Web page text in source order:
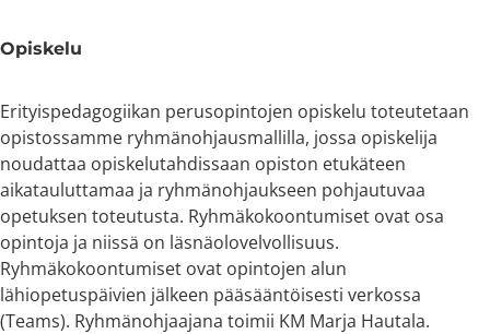
Opiskelu
Erityispedagogiikan perusopintojen opiskelu toteutetaan
opistossamme ryhmänohjausmallilla, jossa opiskelija
noudattaa opiskelutahdissaan opiston etukäteen
aikatauluttamaa ja ryhmänohjaukseen pohjautuvaa
opetuksen toteutusta. Ryhmäkokoontumiset ovat osa
opintoja ja niissä on läsnäolovelvollisuus.
Ryhmäkokoontumiset ovat opintojen alun
lähiopetuspäivien jälkeen pääsääntöisesti verkossa
(Teams). Ryhmänohjaajana toimii KM Marja Hautala.